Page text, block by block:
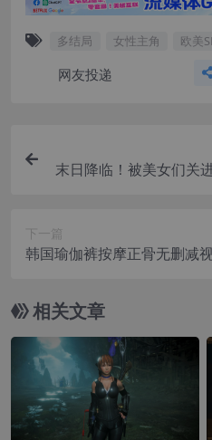
多结局 女性主角 欧美
网友投递
末日降临！被美女们关
下一篇
韩国瑜伽裤按摩正骨无删减
相关文章